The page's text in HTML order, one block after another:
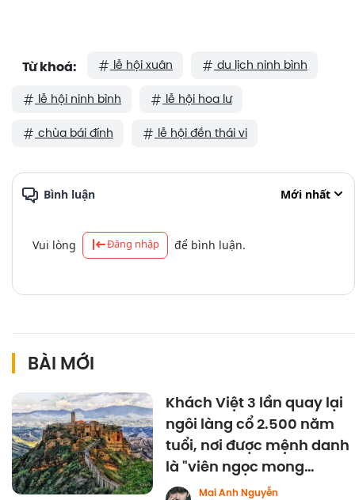
Từ khoá: lễ hội xuân du lịch ninh bình
lễ hội ninh bình lễ hội hoa lư
chùa bái đính lễ hội đền thái vi
Bình luận Mới nhất
Vui lòng Đăng nhập để bình luận.
BÀI MỚI
Khách Việt 3 lần quay lại
ngôi làng cổ 2.500 năm
tuổi, nơi được mệnh danh
là "viên ngọc mong
manh" của Italy
Mai Anh Nguyễn